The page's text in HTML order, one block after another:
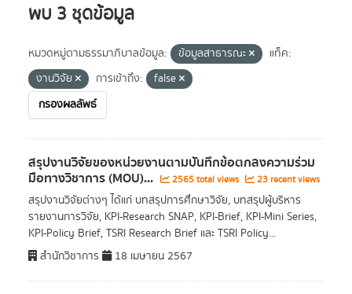
พบ 3 ชุดข้อมูล
หมวดหมู่ตามธรรมาภิบาลข้อมูล: ข้อมูลสาธารณะ
แท็ค:
งานวิจัย
การเข้าถึง:
false
กรองผลลัพธ์
สรุปงานวิจัยของหน่วยงานตามบันทึกข้อตกลงความร่วม
มือทางวิชาการ (MOU)... 2565 total views 23 recent views
สรุปงานวิจัยต่างๆ ได้แก่ บทสรุปการศึกษาวิจัย, บทสรุปผู้บริหาร
รายงานการวิจัย, KPI-Research SNAP, KPI-Brief, KPI-Mini Series,
KPI-Policy Brief, TSRI Research Brief และ TSRI Policy...
สำนักวิชาการ
18 เมษายน 2567